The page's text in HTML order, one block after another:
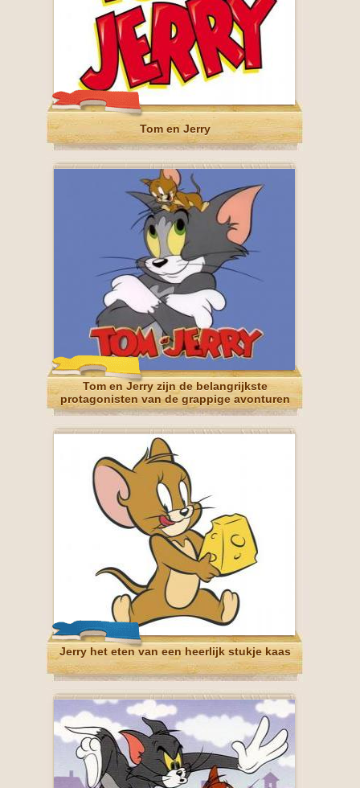
Tom en Jerry
Tom en Jerry zijn de belangrijkste
protagonisten van de grappige avonturen
Jerry het eten van een heerlijk stukje kaas